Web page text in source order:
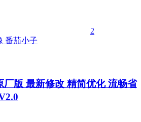
2
番茄小子
厂版 最新修改 精简优化 流畅省